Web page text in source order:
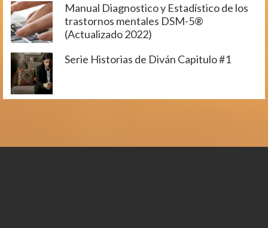
Manual Diagnostico y Estadístico de los
trastornos mentales DSM-5®
(Actualizado 2022)
Serie Historias de Diván Capitulo #1